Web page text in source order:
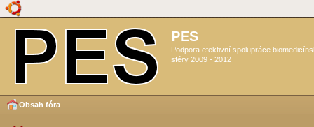
PES
Podpora efektivní spolupráce
sféry 2009 - 2012
Obsah fóra